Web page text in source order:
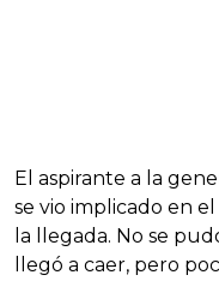
El aspirante a la
se vio implicado en
la llegada. No se
llegó a caer, pero